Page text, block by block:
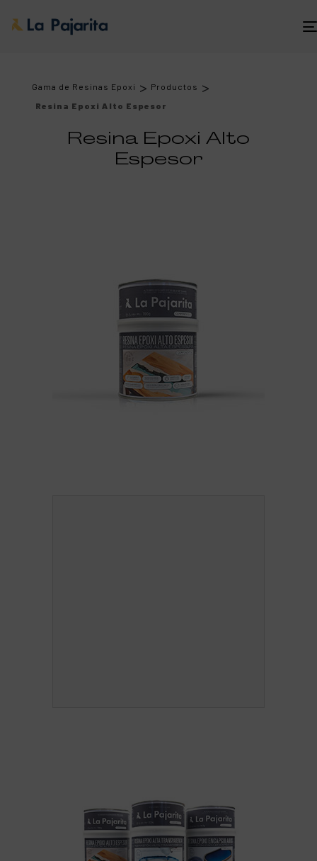
Gama de Resinas Epoxi > Productos >
Resina Epoxi Alto Espesor
Resina Epoxi Alto
Espesor